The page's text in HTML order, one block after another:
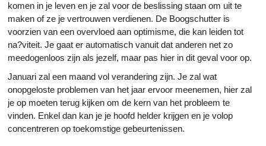
komen in je leven en je zal voor de beslissing staan om uit te
maken of ze je vertrouwen verdienen. De Boogschutter is
voorzien van een overvloed aan optimisme, die kan leiden tot
na?viteit. Je gaat er automatisch vanuit dat anderen net zo
meedogenloos zijn als jezelf, maar pas hier in dit geval voor op.
Januari zal een maand vol verandering zijn. Je zal wat
onopgeloste problemen van het jaar ervoor meenemen, hier zal
je op moeten terug kijken om de kern van het probleem te
vinden. Enkel dan kan je je hoofd helder krijgen en je volop
concentreren op toekomstige gebeurtenissen.